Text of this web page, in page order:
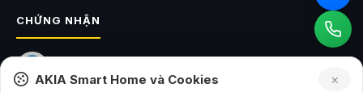
CHỨNG NHẬN
AKIA Smart Home và Cookies ×